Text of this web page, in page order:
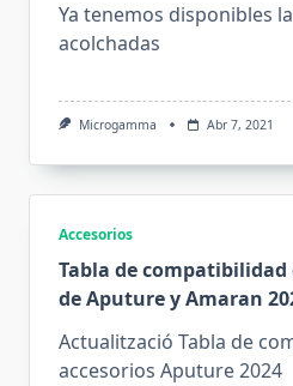
Ya tenemos disponibles
acolchadas
Microgamma Abr 7, 2021
Accesorios
Tabla de compatibilidad
de Aputure y Amaran
Actualització Tabla de
accesorios Aputure 2024